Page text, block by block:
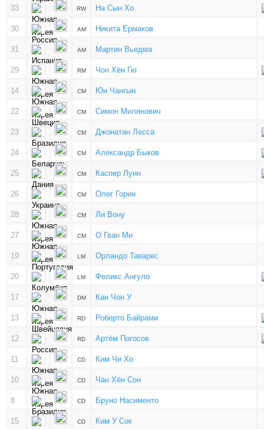
33 RW На Сын Хо
30 AM Никита Ермаков
31 AM Мартин Вьедма
29 RM Чон Хён Гю
14 CM Юн Чангын
22 CM Симон Милянович
23 CM Джонатан Лесса
24 CM Александр Быков
25 CM Каспер Лунн
26 CM Олег Горин
28 CM Ли Вону
27 CM О Гван Ми
19 LM Орландо Таварес
20 LM Феликс Ангуло
17 DM Кан Чон У
13 RD Роберто Байрами
12 RD Артём Погосов
11 CD Ким Чи Хо
10 CD Чан Хён Сон
8 CD Бруно Насименто
15 CD Ким У Сок